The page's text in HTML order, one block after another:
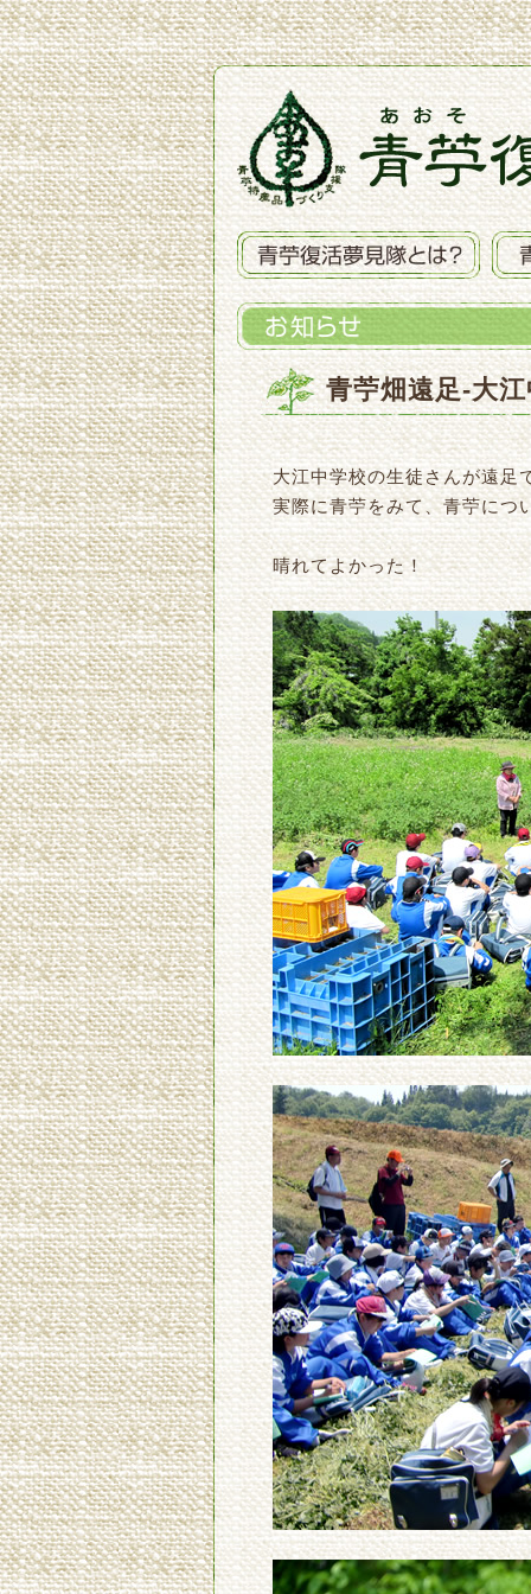
青苧畑遠足-大
大江中学校の生徒さんが遠足
実際に青苧をみて、青苧につ
晴れてよかった！